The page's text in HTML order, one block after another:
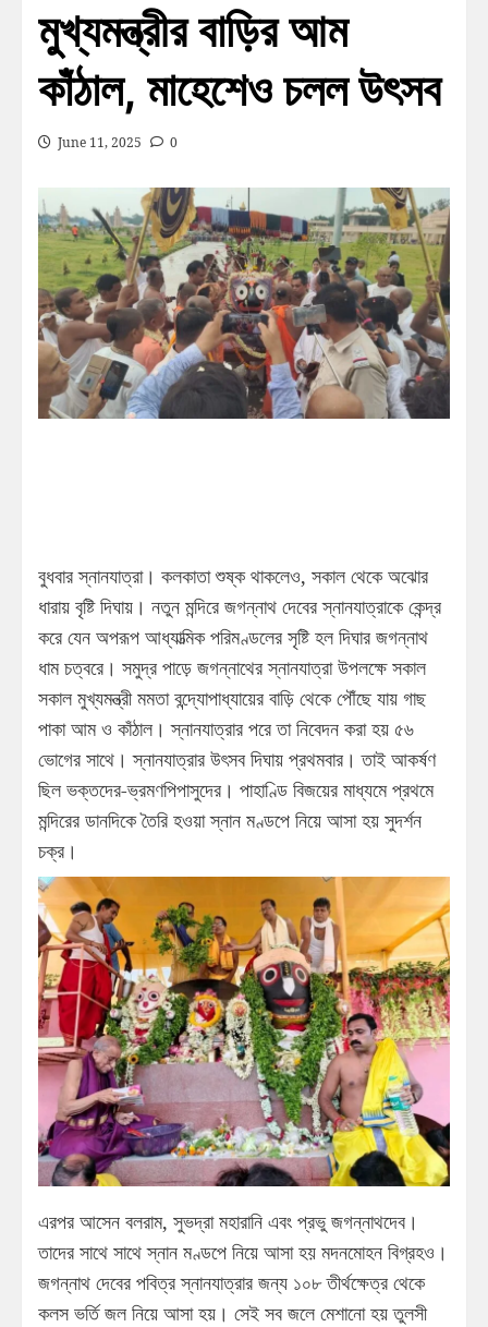
মুখ্যমন্ত্রীর বাড়ির আম
কাঁঠাল, মাহেশেও চলল উৎসব
June 11, 2025 0
বুধবার স্নানযাত্রা। কলকাতা শুষ্ক থাকলেও, সকাল থেকে অঝোর
ধারায় বৃষ্টি দিঘায়। নতুন মন্দিরে জগন্নাথ দেবের স্নানযাত্রাকে কেন্দ্র
করে যেন অপরূপ আধ্যাত্মিক পরিমণ্ডলের সৃষ্টি হল দিঘার জগন্নাথ
ধাম চত্বরে। সমুদ্র পাড়ে জগন্নাথের স্নানযাত্রা উপলক্ষে সকাল
সকাল মুখ্যমন্ত্রী মমতা বন্দ্যোপাধ্যায়ের বাড়ি থেকে পৌঁছে যায় গাছ
পাকা আম ও কাঁঠাল। স্নানযাত্রার পরে তা নিবেদন করা হয় ৫৬
ভোগের সাথে। স্নানযাত্রার উৎসব দিঘায় প্রথমবার। তাই আকর্ষণ
ছিল ভক্তদের-ভ্রমণপিপাসুদের। পাহাণ্ডি বিজয়ের মাধ্যমে প্রথমে
মন্দিরের ডানদিকে তৈরি হওয়া স্নান মণ্ডপে নিয়ে আসা হয় সুদর্শন
চক্র।
এরপর আসেন বলরাম, সুভদ্রা মহারানি এবং প্রভু জগন্নাথদেব।
তাদের সাথে সাথে স্নান মণ্ডপে নিয়ে আসা হয় মদনমোহন বিগ্রহও।
জগন্নাথ দেবের পবিত্র স্নানযাত্রার জন্য ১০৮ তীর্থক্ষেত্র থেকে
কলস ভর্তি জল নিয়ে আসা হয়। সেই সব জলে মেশানো হয় তুলসী